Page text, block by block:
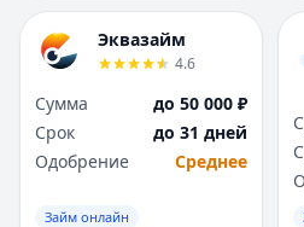
Эквазайм
4.6
Сумма
до 50 000 ₽
Срок
до 31 дней
Одобрение
Среднее
Займ онлайн